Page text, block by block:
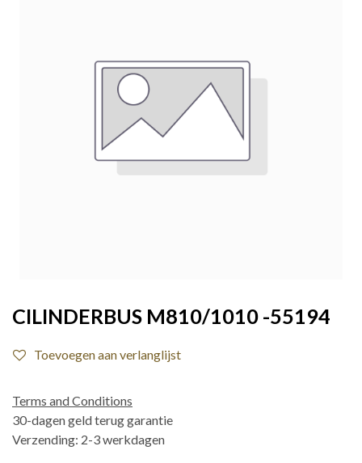
CILINDERBUS M810/1010 -55194
Toevoegen aan verlanglijst
Terms and Conditions
30-dagen geld terug garantie
Verzending: 2-3 werkdagen